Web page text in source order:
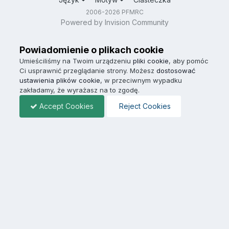
2006-2026 PFMRC
Powered by Invision Community
Powiadomienie o plikach cookie
Umieściliśmy na Twoim urządzeniu pliki cookie, aby pomóc
Ci usprawnić przeglądanie strony. Możesz dostosować
ustawienia plików cookie, w przeciwnym wypadku
zakładamy, że wyrażasz na to zgodę.
Accept Cookies Reject Cookies